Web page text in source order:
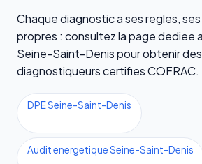
Chaque diagnostic a ses regles,
propres : consultez la page dediee
Seine-Saint-Denis pour obtenir
diagnostiqueurs certifies COFRAC.
DPE Seine-Saint-Denis
Audit energetique Seine-Saint-Denis